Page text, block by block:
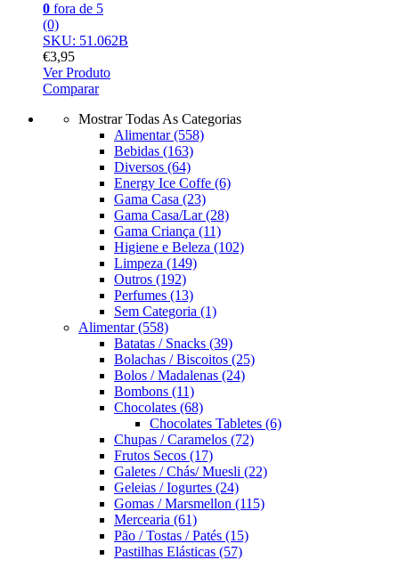
0 fora de 5
(0)
SKU: 51.062B
€3,95
Ver Produto
Comparar
Mostrar Todas As Categorias
Alimentar(558)
Bebidas (163)
Diversos (64)
Energy Ice Coffe (6)
Gama Casa (23)
Gama Casa/Lar(28)
Gama Criança (11)
Higiene e Beleza (102)
Limpeza (149)
Outros (192)
Perfumes (13)
Sem Categoria (1)
Alimentar(558)
Batatas / Snacks (39)
Bolachas / Biscoitos (25)
Bolos / Madalenas (24)
Bombons (11)
Chocolates (68)
Chocolates Tabletes (6)
Chupas / Caramelos (72)
Frutos Secos (17)
Galetes / Chás/ Muesli (22)
Geleias / Iogurtes (24)
Gomas / Marsmellon (115)
Mercearia (61)
Pão / Tostas / Patés (15)
Pastilhas Elásticas (57)